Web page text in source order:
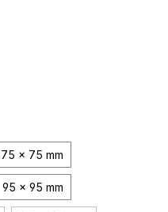
75 x 75 mm
95 x 95 mm